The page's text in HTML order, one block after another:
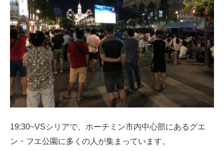
19:30~VSシリアで、ホーチミン市内中心部にあるグエ
ン・フエ公園に多くの人が集まっています。